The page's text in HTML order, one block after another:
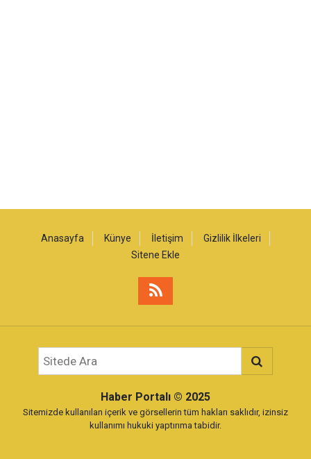
Anasayfa Künye İletişim
Gizlilik İlkeleri
Sitene Ekle
Haber Portalı © 2025
Sitemizde kullanılan içerik ve görsellerin tüm hakları saklıdır, izinsiz
kullanımı hukuki yaptırıma tabidir.